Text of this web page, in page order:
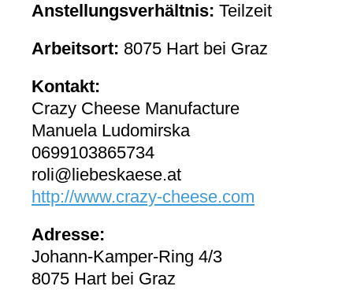
Anstellungsverhältnis: Teilzeit
Arbeitsort: 8075 Hart bei Graz
Kontakt:
Crazy Cheese Manufacture
Manuela Ludomirska
0699103865734
roli@liebeskaese.at
http://www.crazy-cheese.com
Adresse:
Johann-Kamper-Ring 4/3
8075 Hart bei Graz